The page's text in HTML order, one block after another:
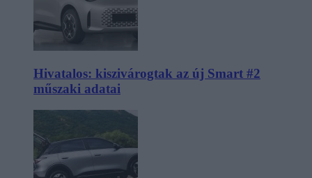
Hivatalos: kiszivárogtak az új Smart #2
műszaki adatai